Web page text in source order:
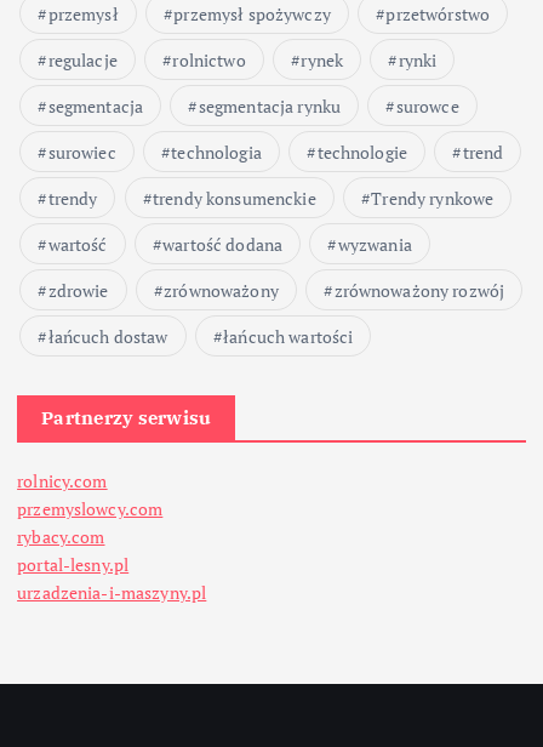
przemysł
przemysł spożywczy
przetwórstwo
regulacje
rolnictwo rynek
rynki
segmentacja
segmentacja rynku
surowce
surowiec
technologia technologie
trend
trendy
trendy konsumenckie
Trendy rynkowe
wartość
wartość dodana
wyzwania
zdrowie
zrównoważony
zrównoważony rozwój
łańcuch dostaw
łańcuch wartości
Partnerzy serwisu
rolnicy.com
przemyslowcy.com
rybacy.com
portal-lesny.pl
urzadzenia-i-maszyny.pl